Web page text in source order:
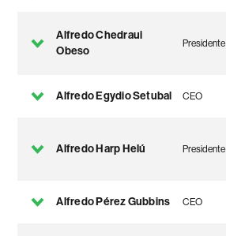
Alfredo Chedraui
Obeso
Presidente
Alfredo Egydio Setubal CEO
Alfredo Harp Helú Presidente
Alfredo Pérez Gubbins CEO